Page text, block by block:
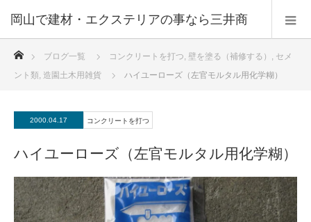
ブログ一覧 コンクリートを打つ, 壁を塗る（補修する） , セメ
ント類, 造園土木用雑貨 ハイユーローズ（左官モルタル用化学糊）
2000.04.17 コンクリートを打つ
ハイユーローズ（左官モルタル用化学糊）